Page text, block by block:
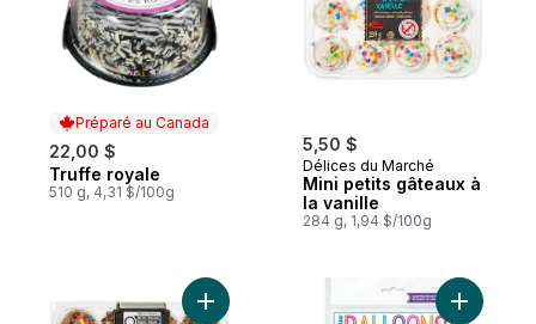
Préparé au Canada
22,00 $
Préparé au Canada
Truffe royale
510 g, 4,31 $/100g
5,50 $
Délices du Marché
Mini petits gâteaux à
la vanille
284 g, 1,94 $/100g
Ajouter Mini petits gâteaux au chocolat
Ajouter